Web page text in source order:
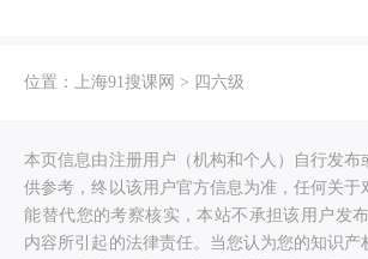
位置： 上海91搜课网 > 四六级
本页信息由注册用户（机构和个人）自行发布
供参考，终以该用户官方信息为准，任何关于
能替代您的考察核实，本站不承担该用户发
内容所引起的法律责任。当您认为您的知识产